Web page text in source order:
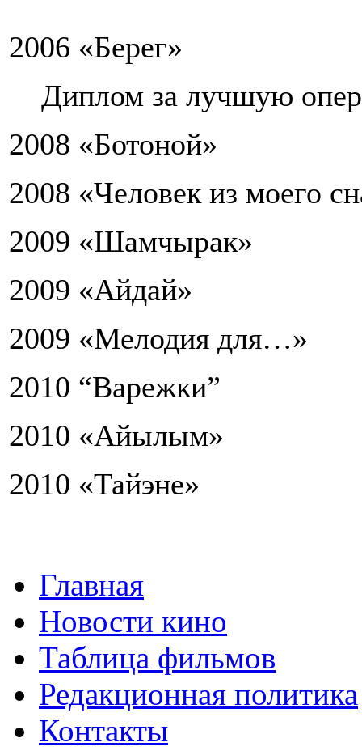
2006 «Берег»
Диплом за лучшую
2008 «Ботоной»
2008 «Человек из моего
2009 «Шамчырак»
2009 «Айдай»
2009 «Мелодия для…»
2010 “Варежки”
2010 «Айылым»
2010 «Тайэне»
Главная
Новости кино
Таблица фильмов
Редакционная политика
Контакты